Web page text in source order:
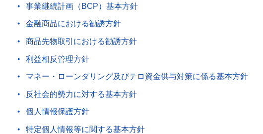
事業継続計画（BCP）基本方針
金融商品における勧誘方針
商品先物取引における勧誘方針
利益相反管理方針
マネー・ローンダリング及びテロ資金供与対策に係る基本方針
反社会的勢力に対する基本方針
個人情報保護方針
特定個人情報等に関する基本方針